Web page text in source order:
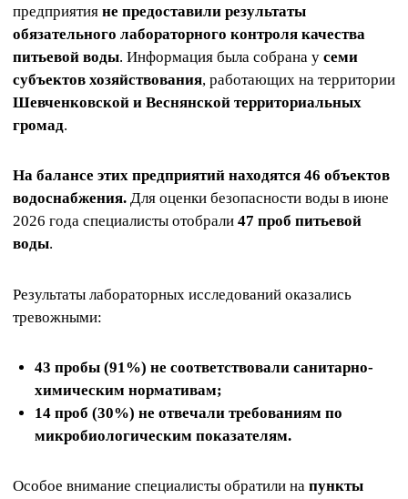
предприятия не предоставили результаты
обязательного лабораторного контроля качества
питьевой воды. Информация была собрана у семи
субъектов хозяйствования, работающих на территории
Шевченковской и Веснянской территориальных
громад.
На балансе этих предприятий находятся 46 объектов
водоснабжения. Для оценки безопасности воды в июне
2026 года специалисты отобрали 47 проб питьевой
воды.
Результаты лабораторных исследований оказались
тревожными:
43 пробы (91%) не соответствовали санитарно-
химическим нормативам;
14 проб (30%) не отвечали требованиям по
микробиологическим показателям.
Особое внимание специалисты обратили на пункты